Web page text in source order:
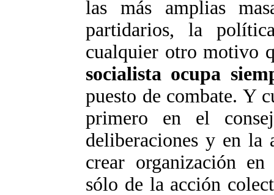
las más amplias
partidarios, la
cualquier otro motivo
socialista ocupa
puesto de combate. Y
primero en el
deliberaciones y en la
crear organización
sólo de la acción